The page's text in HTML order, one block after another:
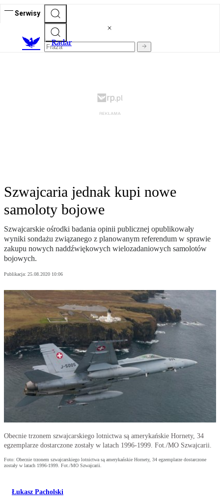
Serwisy
Radar
Szwajcaria jednak kupi nowe
samoloty bojowe
Szwajcarskie ośrodki badania opinii publicznej opublikowały
wyniki sondażu związanego z planowanym referendum w sprawie
zakupu nowych naddźwiękowych wielozadaniowych samolotów
bojowych.
Publikacja: 25.08.2020 10:06
Obecnie trzonem szwajcarskiego lotnictwa są amerykańskie Hornety, 34
egzemplarze dostarczone zostały w latach 1996-1999. Fot./MO Szwajcarii.
Foto: Obecnie trzonem szwajcarskiego lotnictwa są amerykańskie Hornety, 34 egzemplarze dostarczone
zostały w latach 1996-1999. Fot./MO Szwajcarii.
Łukasz Pacholski